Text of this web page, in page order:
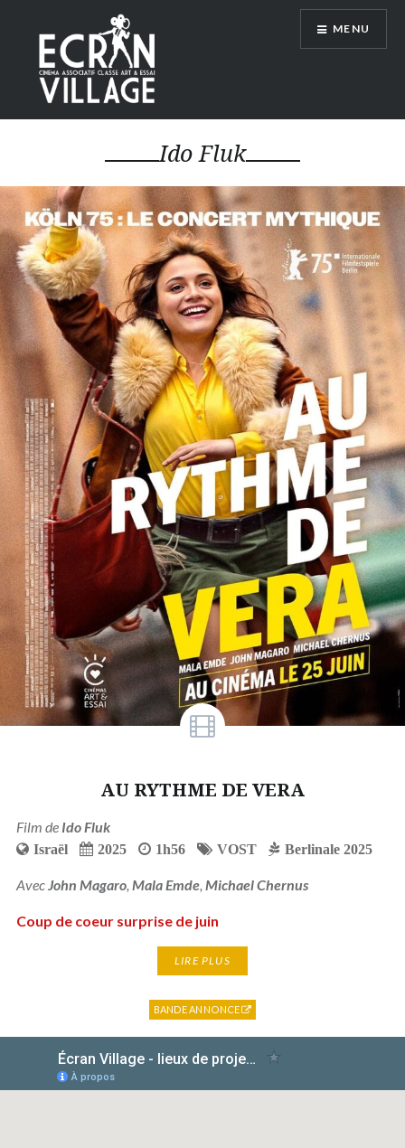
contenu
principal
ÉCRAN VILLAGE
MENU
Ido Fluk
AU RYTHME DE VERA
Film de Ido Fluk
Israël 2025 1h56 VOST Berlinale 2025
Avec John Magaro, Mala Emde, Michael Chernus
Coup de coeur surprise de juin
LIRE PLUS
BANDE ANNONCE